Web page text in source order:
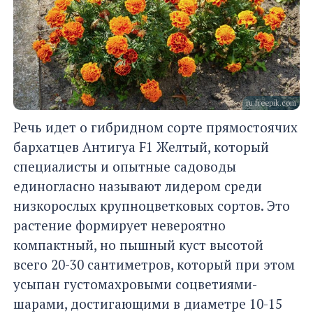
ru.freepik.com
Речь идет о гибридном сорте прямостоячих
бархатцев Антигуа F1 Желтый, который
специалисты и опытные садоводы
единогласно называют лидером среди
низкорослых крупноцветковых сортов. Это
растение формирует невероятно
компактный, но пышный куст высотой
всего 20-30 сантиметров, который при этом
усыпан густомахровыми соцветиями-
шарами, достигающими в диаметре 10-15